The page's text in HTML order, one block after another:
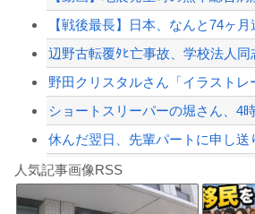
白石「あ、あきら様……？」あ
人気記事画像RSS